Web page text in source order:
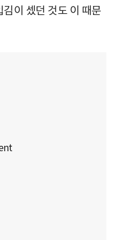
이 셌던 것도 이 때문